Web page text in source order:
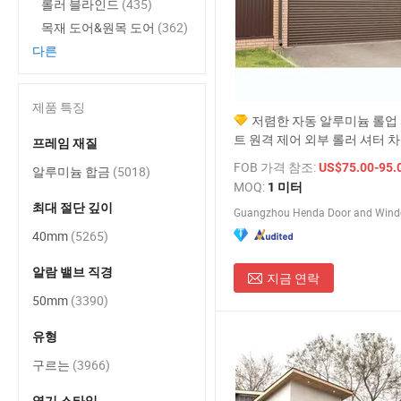
저렴한 자동 알루미늄 롤
트 원격 제어 외부 롤러 셔터
소형 설치
FOB 가격 참조:US$75.00-
MOQ: 1 미터
Guangzhou Henda Door and
지금 연락
롤러 블라인드 (435)
목재 도어&원목 도어 (362)
다른
제품 특징
프레임 재질
알루미늄 합금 (5018)
최대 절단 깊이
40mm (5265)
알람 밸브 직경
50mm (3390)
유형
구르는 (3966)